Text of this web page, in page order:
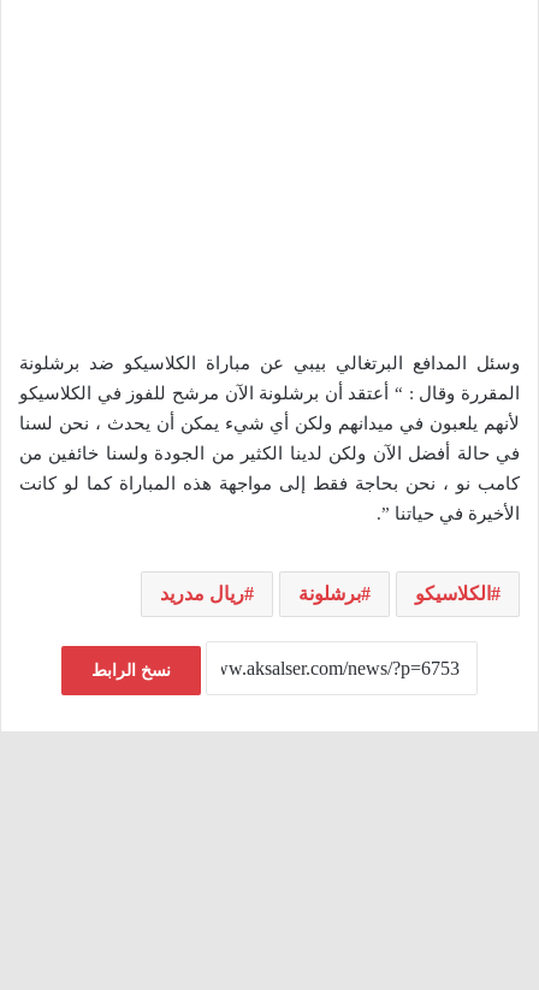
وسئل المدافع البرتغالي بيبي عن مباراة الكلاسيكو ضد برشلونة
المقررة وقال : “ أعتقد أن برشلونة الآن مرشح للفوز في الكلاسيكو
لأنهم يلعبون في ميدانهم ولكن أي شيء يمكن أن يحدث ، نحن لسنا
في حالة أفضل الآن ولكن لدينا الكثير من الجودة ولسنا خائفين من
كامب نو ، نحن بحاجة فقط إلى مواجهة هذه المباراة كما لو كانت
الأخيرة في حياتنا ”.
الكلاسيكو برشلونة ريال مدريد
نسخ الرابط